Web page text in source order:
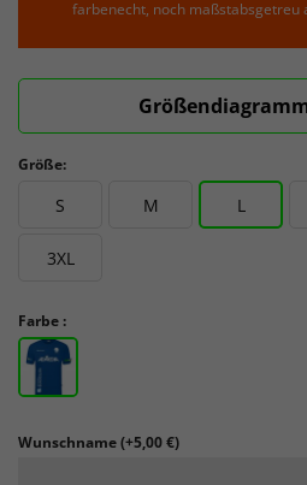
farbenecht, noch maßstabsgetreu
Größe:
S M L
3XL
Farbe :
Wunschname(+5,00 €)